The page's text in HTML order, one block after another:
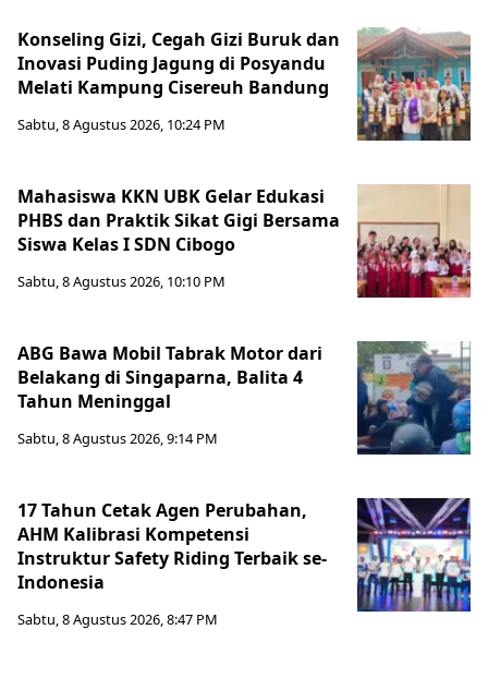
Konseling Gizi, Cegah Gizi Buruk dan
Inovasi Puding Jagung di Posyandu
Melati Kampung Cisereuh Bandung
Sabtu, 8 Agustus 2026, 10:24 PM
Mahasiswa KKN UBK Gelar Edukasi
PHBS dan Praktik Sikat Gigi Bersama
Siswa Kelas I SDN Cibogo
Sabtu, 8 Agustus 2026, 10:10 PM
ABG Bawa Mobil Tabrak Motor dari
Belakang di Singaparna, Balita 4
Tahun Meninggal
Sabtu, 8 Agustus 2026, 9:14 PM
17 Tahun Cetak Agen Perubahan,
AHM Kalibrasi Kompetensi
Instruktur Safety Riding Terbaik se-
Indonesia
Sabtu, 8 Agustus 2026, 8:47 PM